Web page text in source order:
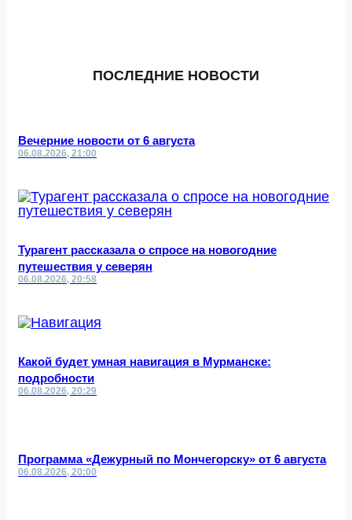
ПОСЛЕДНИЕ НОВОСТИ
Вечерние новости от 6 августа
06.08.2026, 21:00
Турагент рассказала о спросе на новогодние
путешествия у северян
06.08.2026, 20:58
Какой будет умная навигация в Мурманске:
подробности
06.08.2026, 20:29
Программа «Дежурный по Мончегорску» от 6 августа
06.08.2026, 20:00